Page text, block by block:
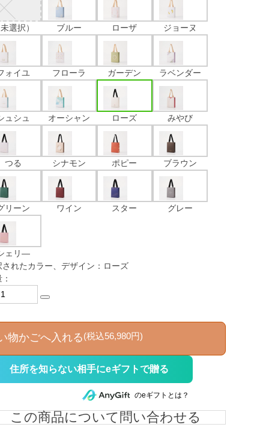
選択） ブルー ローザ ジョーヌ
ォイユ フローラ ガーデン ラベンダー
ュシュ オーシャン ローズ みやび
つる シナモン ポピー ブラウン
リーン ワイン スター グレー
ェリ―
されたカラー、デザイン：ローズ
物かごへ入れる(税込56,980円)
住所を知らない相手にeギフトで贈る
のeギフトとは？
この商品について問い合わせる